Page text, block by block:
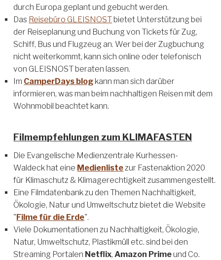
durch Europa geplant und gebucht werden.
Das Reisebüro GLEISNOSTbietet Unterstützung bei
der Reiseplanung und Buchung von Tickets für Zug,
Schiff, Bus und Flugzeug an. Wer bei der Zugbuchung
nicht weiterkommt, kann sich online oder telefonisch
von GLEISNOST beraten lassen.
Im CamperDays blogkann man sich darüber
informieren, was man beim nachhaltigen Reisen mit dem
Wohnmobil beachtet kann.
Filmempfehlungen zum KLIMAFASTEN
Die Evangelische Medienzentrale Kurhessen-
Waldeck hat eine Medienlistezur Fastenaktion 2020
für Klimaschutz & Klimagerechtigkeit zusammengestellt.
Eine Filmdatenbank zu den Themen Nachhaltigkeit,
Ökologie, Natur und Umweltschutz bietet die Website
"Filme für die Erde".
Viele Dokumentationen zu Nachhaltigkeit, Ökologie,
Natur, Umweltschutz, Plastikmüll etc. sind bei den
Streaming Portalen Netflix,Amazon Primeund Co.